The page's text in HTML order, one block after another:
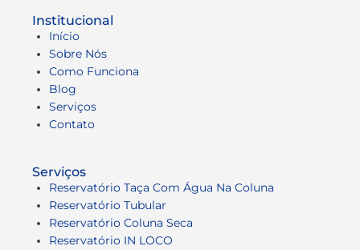
Institucional
Início
Sobre Nós
Como Funciona
Blog
Serviços
Contato
Serviços
Reservatório Taça Com Água Na Coluna
Reservatório Tubular
Reservatório Coluna Seca
Reservatório IN LOCO